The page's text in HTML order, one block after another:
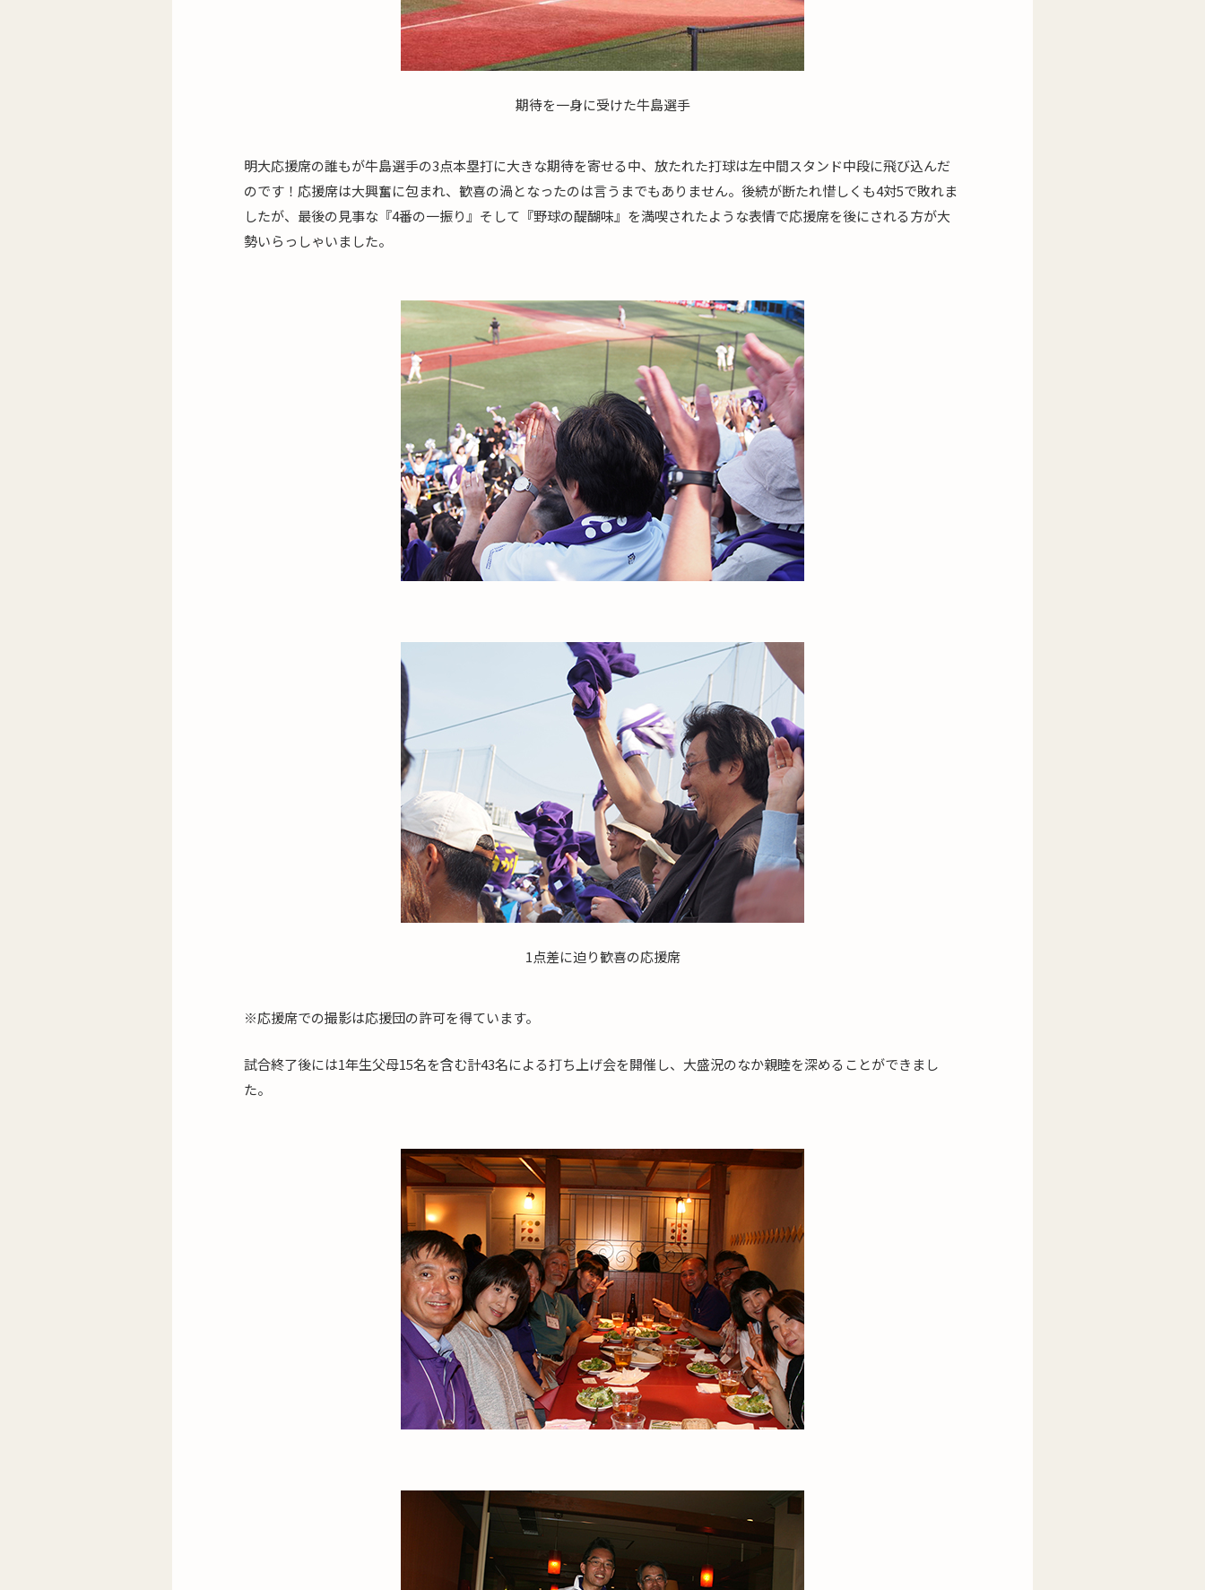
期待を一身に受けた牛島選手
明大応援席の誰もが牛島選手の3点本塁打に大きな期待を寄せる中、放たれた打球は左中間スタンド中段に飛び込んだ
のです！応援席は大興奮に包まれ、歓喜の渦となったのは言うまでもありません。後続が断たれ惜しくも4対5で敗れま
したが、最後の見事な『4番の一振り』そして『野球の醍醐味』を満喫されたような表情で応援席を後にされる方が大
勢いらっしゃいました。
1点差に迫り歓喜の応援席
※応援席での撮影は応援団の許可を得ています。
試合終了後には1年生父母15名を含む計43名による打ち上げ会を開催し、大盛況のなか親睦を深めることができまし
た。